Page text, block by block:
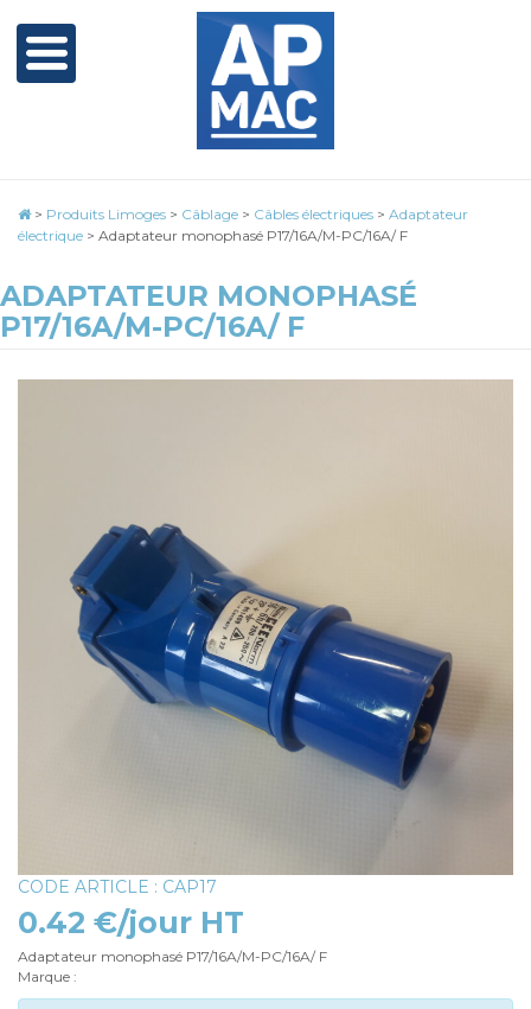
> Produits Limoges > Câblage > Câbles électriques > Adaptateur
électrique > Adaptateur monophasé P17/16A/M-PC/16A/ F
ADAPTATEUR MONOPHASÉ
P17/16A/M-PC/16A/ F
CODE ARTICLE : CAP17
0.42 €/jour HT
Adaptateur monophasé P17/16A/M-PC/16A/ F
Marque :